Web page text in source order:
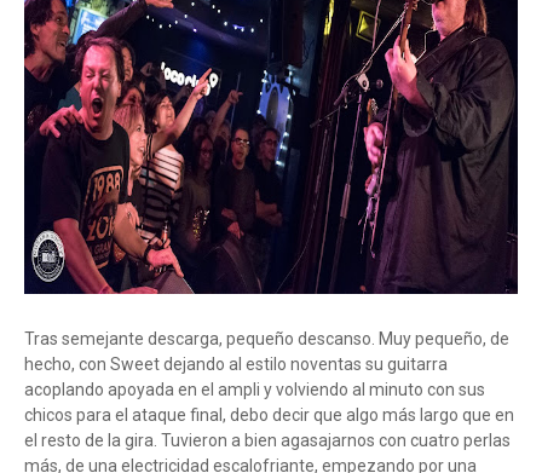
Tras semejante descarga, pequeño descanso. Muy pequeño, de
hecho, con Sweet dejando al estilo noventas su guitarra
acoplando apoyada en el ampli y volviendo al minuto con sus
chicos para el ataque final, debo decir que algo más largo que en
el resto de la gira. Tuvieron a bien agasajarnos con cuatro perlas
más, de una electricidad escalofriante, empezando por una